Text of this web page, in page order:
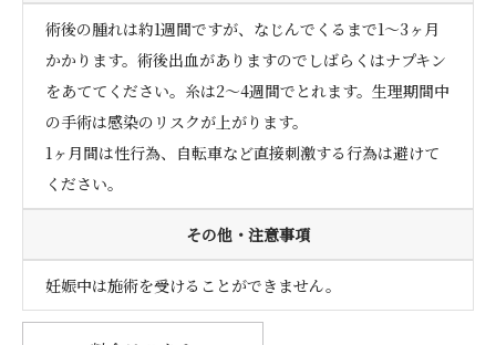
術後の腫れは約1週間ですが、なじんでくるまで1～3ヶ月
かかります。術後出血がありますのでしばらくはナプキン
をあててください。糸は2～4週間でとれます。生理期間中
の手術は感染のリスクが上がります。
1ヶ月間は性行為、自転車など直接刺激する行為は避けて
ください。
その他・注意事項
妊娠中は施術を受けることができません。